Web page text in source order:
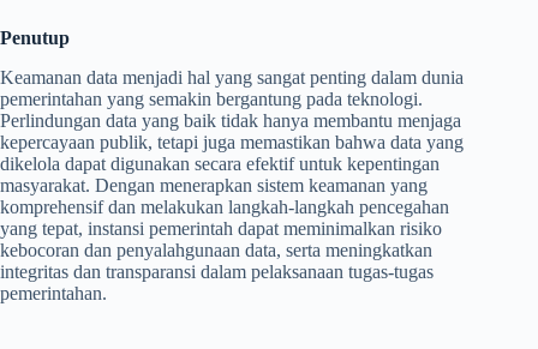
Penutup
Keamanan data menjadi hal yang sangat penting dalam dunia
pemerintahan yang semakin bergantung pada teknologi.
Perlindungan data yang baik tidak hanya membantu menjaga
kepercayaan publik, tetapi juga memastikan bahwa data yang
dikelola dapat digunakan secara efektif untuk kepentingan
masyarakat. Dengan menerapkan sistem keamanan yang
komprehensif dan melakukan langkah-langkah pencegahan
yang tepat, instansi pemerintah dapat meminimalkan risiko
kebocoran dan penyalahgunaan data, serta meningkatkan
integritas dan transparansi dalam pelaksanaan tugas-tugas
pemerintahan.